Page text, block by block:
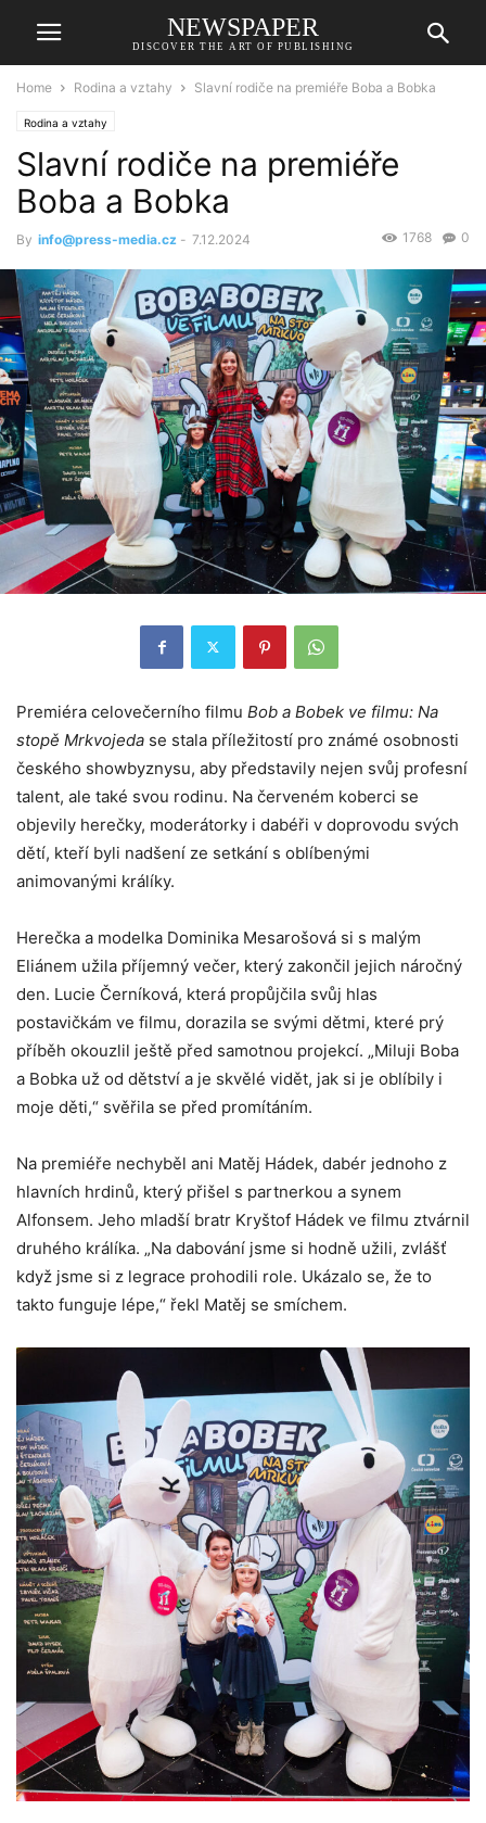
NEWSPAPER
DISCOVER THE ART OF PUBLISHING
Home Rodina a vztahy Slavní rodiče na premiéře Boba a Bobka
Rodina a vztahy
Slavní rodiče na premiéře
Boba a Bobka
By info@press-media.cz - 7.12.2024 0
1768
Premiéra celovečerního filmu Bob a Bobek ve filmu: Na
stopě Mrkvojeda se stala příležitostí pro známé osobnosti
českého showbyznysu, aby představily nejen svůj profesní
talent, ale také svou rodinu. Na červeném koberci se
objevily herečky, moderátorky i dabéři v doprovodu svých
dětí, kteří byli nadšení ze setkání s oblíbenými
animovanými králíky.
Herečka a modelka Dominika Mesarošová si s malým
Eliánem užila příjemný večer, který zakončil jejich náročný
den. Lucie Černíková, která propůjčila svůj hlas
postavičkám ve filmu, dorazila se svými dětmi, které prý
příběh okouzlil ještě před samotnou projekcí. „Miluji Boba
a Bobka už od dětství a je skvělé vidět, jak si je oblíbily i
moje děti,“ svěřila se před promítáním.
Na premiéře nechyběl ani Matěj Hádek, dabér jednoho z
hlavních hrdinů, který přišel s partnerkou a synem
Alfonsem. Jeho mladší bratr Kryštof Hádek ve filmu ztvárnil
druhého králíka. „Na dabování jsme si hodně užili, zvlášť
když jsme si z legrace prohodili role. Ukázalo se, že to
takto funguje lépe,“ řekl Matěj se smíchem.